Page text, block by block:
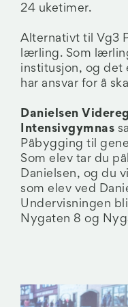
24 uketimer.
Alternativt til Vg3
lærling. Som
institusjon, og det
har ansvar for å
Danielsen
Intensivgymnas
Påbygging til
Som elev tar du
Danielsen, og du
som elev ved
Undervisningen
Nygaten 8 og